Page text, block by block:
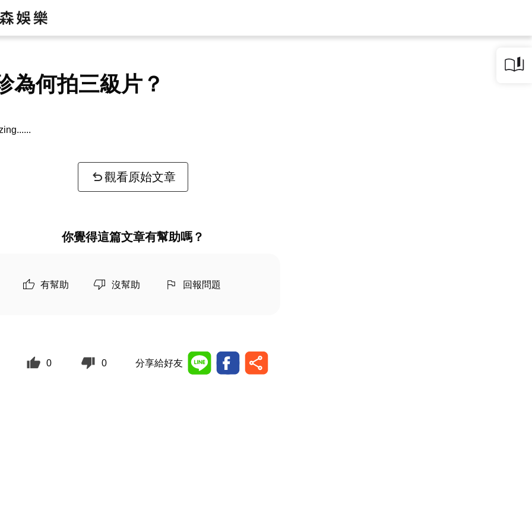
為何拍三級片？
觀看原始文章
你覺得這篇文章有幫助嗎？
有幫助 沒幫助 回報問題
0 0 分享給好友